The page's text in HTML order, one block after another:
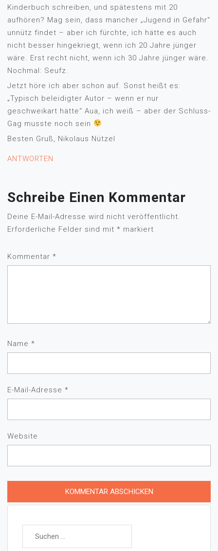
Kinderbuch schreiben, und spätestens mit 20
aufhören? Mag sein, dass mancher „Jugend in Gefahr“
unnütz findet – aber ich fürchte, ich hätte es auch
nicht besser hingekriegt, wenn ich 20 Jahre jünger
wäre. Erst recht nicht, wenn ich 30 Jahre jünger wäre.
Nochmal: Seufz.
Jetzt höre ich aber schon auf. Sonst heißt es:
„Typisch beleidigter Autor – wenn er nur
geschweikart hätte“ Aua, ich weiß – aber der Schluss-
Gag musste noch sein
Besten Gruß, Nikolaus Nützel
ANTWORTEN
Schreibe Einen Kommentar
Deine E-Mail-Adresse wird nicht veröffentlicht.
Erforderliche Felder sind mit * markiert
Kommentar *
Name *
E-Mail-Adresse *
Website